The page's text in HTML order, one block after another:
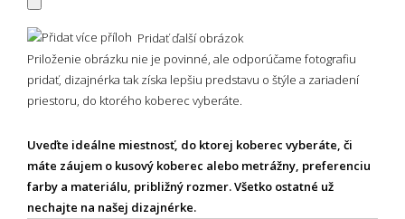
Pridať ďalší obrázok
Priloženie obrázku nie je povinné, ale odporúčame fotografiu
pridať, dizajnérka tak získa lepšiu predstavu o štýle a zariadení
priestoru, do ktorého koberec vyberáte.
Uveďte ideálne miestnosť, do ktorej koberec vyberáte, či
máte záujem o kusový koberec alebo metrážny, preferenciu
farby a materiálu, približný rozmer. Všetko ostatné už
nechajte na našej dizajnérke.